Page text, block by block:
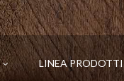
LINEA PRODOTTI